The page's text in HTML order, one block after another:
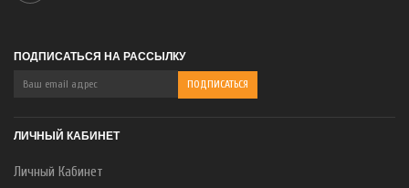
ПОДПИСАТЬСЯ НА РАССЫЛКУ
ЛИЧНЫЙ КАБИНЕТ
Личный Кабинет